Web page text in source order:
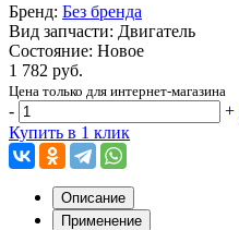
Бренд: Без бренда
Вид запчасти: Двигатель
Состояние: Новое
1 782 руб.
Цена только для интернет-магазина
- +
Купить в 1 клик
Описание
Применение